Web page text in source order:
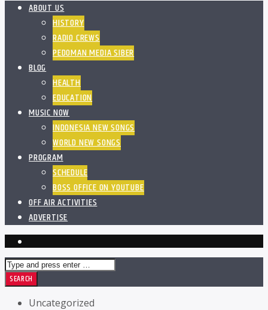
ABOUT US
HISTORY
RADIO CREWS
PEDOMAN MEDIA SIBER
BLOG
HEALTH
EDUCATION
MUSIC NOW
INDONESIA NEW SONGS
WORLD NEW SONGS
PROGRAM
SCHEDULE
BOSS OFFICE ON YOUTUBE
OFF AIR ACTIVITIES
ADVERTISE
Uncategorized